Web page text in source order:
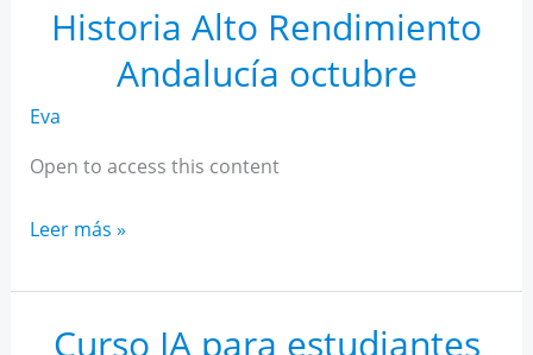
Andalucía
noviembre
Historia Alto Rendimiento
Andalucía octubre
Eva
Open to access this content
Historia
Rendimiento
Andalucía
Leer más »
Curso IA para estudiantes